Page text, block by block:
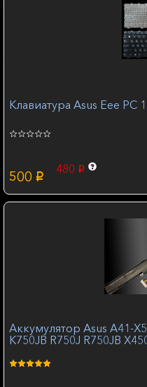
Клавиатура Asus Eee PC
500 p
480 p
Аккумулятор Asus A41-
K750JB R750J R750JB